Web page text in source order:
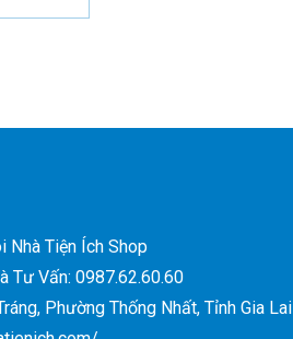
Nhà Tiện Ích Shop
Tư Vấn: 0987.62.60.60
Phường Thống Nhất, Tỉnh Gia Lai